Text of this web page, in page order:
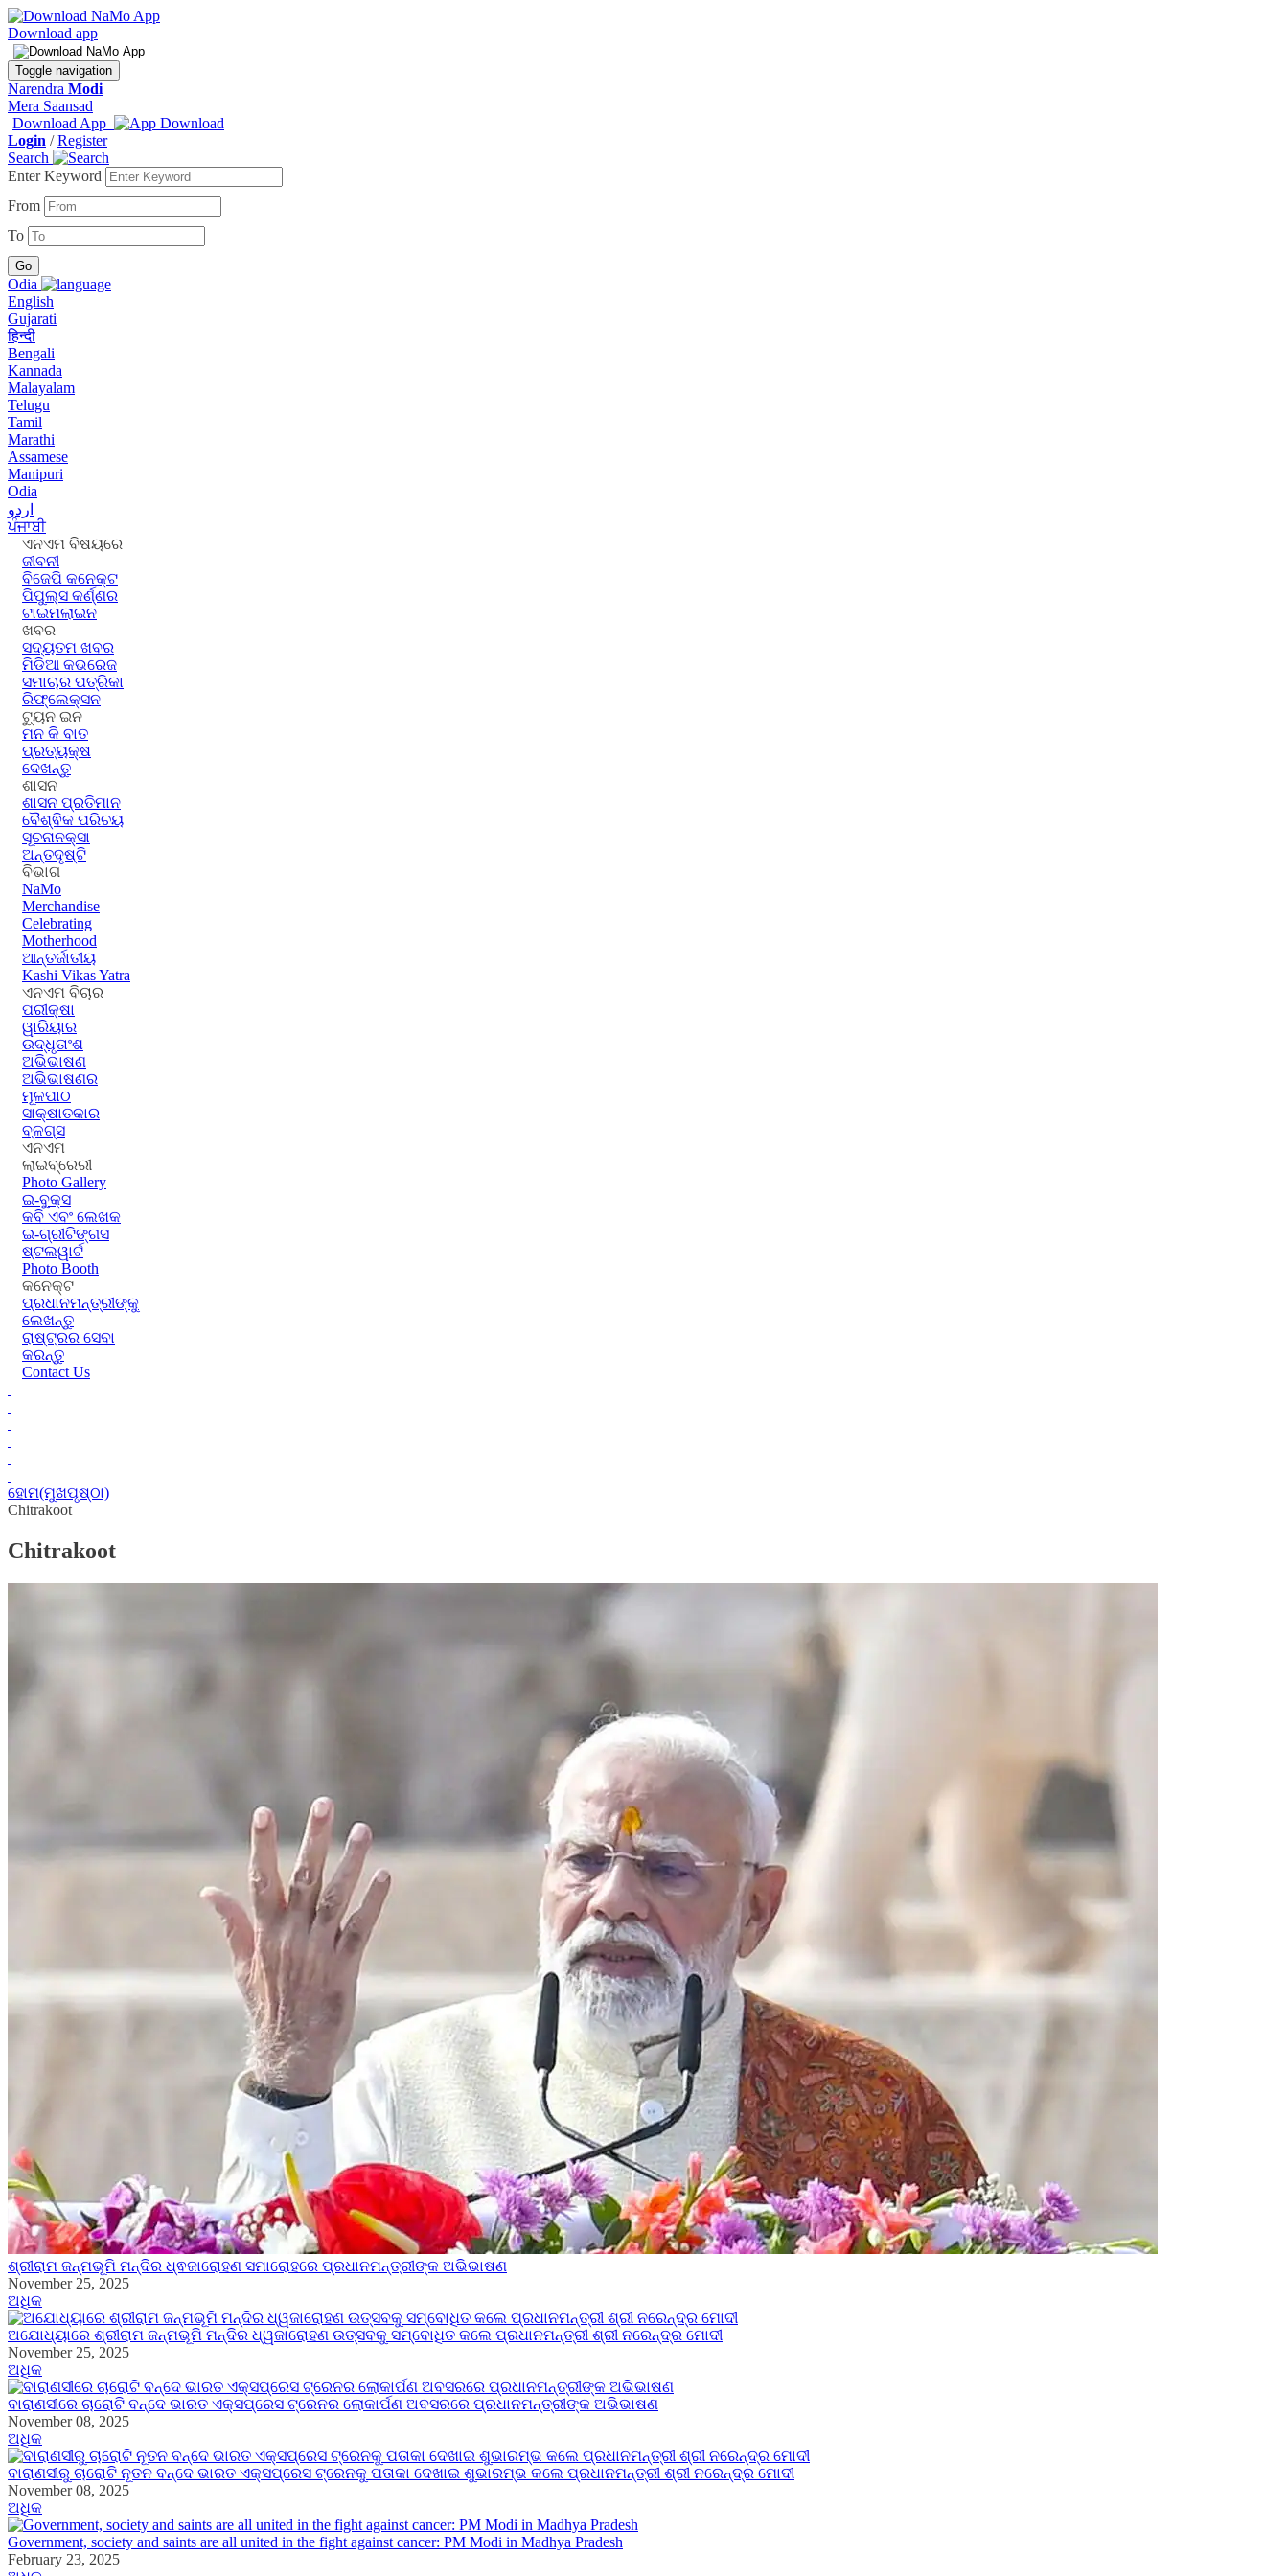
Download app
Toggle navigation
Narendra Modi
Mera Saansad
Download App
Login /Register
Search
Enter Keyword
From
To
Odia
English
Gujarati
हिन्दी
Bengali
Kannada
Malayalam
Telugu
Tamil
Marathi
Assamese
Manipuri
Odia
اردو
ਪੰਜਾਬੀ
ଏନଏମ ବିଷୟରେ
ଜୀବନୀ
ବିଜେପି କନେକ୍ଟ
ପିପୁଲ୍ସ କର୍ଣ୍ଣର
ଟାଇମଲାଇନ
ଖବର
ସଦ୍ୟତମ ଖବର
ମିଡିଆ କଭରେଜ
ସମାଚାର ପତ୍ରିକା
ରିଫ୍ଲେକ୍ସନ
ଟ୍ୟୁନ ଇନ
ମନ କି ବାତ
ପ୍ରତ୍ୟକ୍ଷ
ଦେଖନ୍ତୁ
ଶାସନ
ଶାସନ ପ୍ରତିମାନ
ବୈଶ୍ଵିକ ପରିଚୟ
ସୂଚନାନକ୍ସା
ଅନ୍ତଦୃଷ୍ଟି
ବିଭାଗ
NaMo
Merchandise
Celebrating
Motherhood
ଆନ୍ତର୍ଜାତୀୟ
Kashi Vikas Yatra
ଏନଏମ ବିଚାର
ପରୀକ୍ଷା
ୱାରିୟାର
ଉଦ୍ଧୃତାଂଶ
ଅଭିଭାଷଣ
ଅଭିଭାଷଣର
ମୂଳପାଠ
ସାକ୍ଷାତକାର
ବ୍ଳଗ୍ସ
ଏନଏମ
ଲାଇବ୍ରେରୀ
Photo Gallery
ଇ-ବୁକ୍ସ
କବି ଏବଂ ଲେଖକ
ଇ-ଗ୍ରୀଟିଙ୍ଗସ
ଷ୍ଟଲୱାର୍ଟ
Photo Booth
କନେକ୍ଟ
ପ୍ରଧାନମନ୍ତ୍ରୀଙ୍କୁ
ଲେଖନ୍ତୁ
ରାଷ୍ଟ୍ରର ସେବା
କରନ୍ତୁ
Contact Us
ହୋମ(ମୁଖପୃଷ୍ଠା)
Chitrakoot
Chitrakoot
ଶ୍ରୀରାମ ଜନ୍ମଭୂମି ମନ୍ଦିର ଧ୍ଵଜାରୋହଣ ସମାରୋହରେ ପ୍ରଧାନମନ୍ତ୍ରୀଙ୍କ ଅଭିଭାଷଣ
November 25, 2025
ଅଧିକ
ଅଯୋଧ୍ୟାରେ ଶ୍ରୀରାମ ଜନ୍ମଭୂମି ମନ୍ଦିର ଧ୍ୱଜାରୋହଣ ଉତ୍ସବକୁ ସମ୍ବୋଧିତ କଲେ ପ୍ରଧାନମନ୍ତ୍ରୀ ଶ୍ରୀ ନରେନ୍ଦ୍ର ମୋଦୀ
November 25, 2025
ଅଧିକ
ବାରାଣସୀରେ ଚାରୋଟି ବନ୍ଦେ ଭାରତ ଏକ୍ସପ୍ରେସ ଟ୍ରେନର ଲୋକାର୍ପଣ ଅବସରରେ ପ୍ରଧାନମନ୍ତ୍ରୀଙ୍କ ଅଭିଭାଷଣ
November 08, 2025
ଅଧିକ
ବାରାଣସୀରୁ ଚାରୋଟି ନୂତନ ବନ୍ଦେ ଭାରତ ଏକ୍ସପ୍ରେସ ଟ୍ରେନକୁ ପତାକା ଦେଖାଇ ଶୁଭାରମ୍ଭ କଲେ ପ୍ରଧାନମନ୍ତ୍ରୀ ଶ୍ରୀ ନରେନ୍ଦ୍ର ମୋଦୀ
November 08, 2025
ଅଧିକ
Government, society and saints are all united in the fight against cancer: PM Modi in Madhya Pradesh
February 23, 2025